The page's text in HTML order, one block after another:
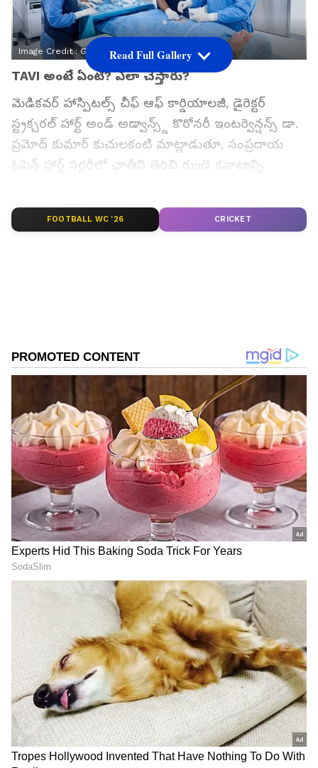
Image Credit :Gemini AI
TAVI అంటే ఏంటి? ఎలా చేస్తారు?
మెడికవర్ హాస్పిటల్స్ చీఫ్ ఆఫ్ కార్డియాలజీ, డైరెక్టర్
స్ట్రక్చరల్ హార్ట్ అండ్ అడ్వాన్స్డ్ కొరోనరీ ఇంటర్వెన్షన్స్ డా.
ప్రమోద్ కుమార్ కుచులకంటి మాట్లాడుతూ, సంప్రదాయ
ఓపెన్ హార్ట్ సర్జరీలో ఛాతీని తెరిచి గుండె కవాటాన్ని
అవసరం ఉండదన్నారు. కాలి రక్తనాళం ద్వారా సన్నని
క్యాథెటర్‌ను ప్రవేశపెట్టి, దాని సహాయంతో కొత్త అయోర్టిక్
2
Image Credit :Asianet News
రోగులకు కలిగే ప్రధాన ప్రయోజనాలు
TAVI చికిత్సతో రోగులకు అనేక ప్రయోజనాలు ఉంటాయని
Read Full Gallery
FOOTBALL WC '26 CRICKET